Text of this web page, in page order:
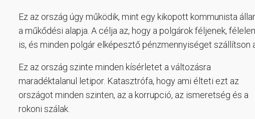
Ez az ország úgy működik, mint egy kikopott kommunista
a műkődési alapja. A célja az, hogy a polgárok féljenek,
is, és minden polgár elképesztő pénzmennyiséget szállítson
Ez az ország szinte minden kísérletet a változásra
maradéktalanul letipor. Katasztrófa, hogy ami élteti ezt az
országot minden szinten, az a korrupció, az ismeretség és a
rokoni szálak.